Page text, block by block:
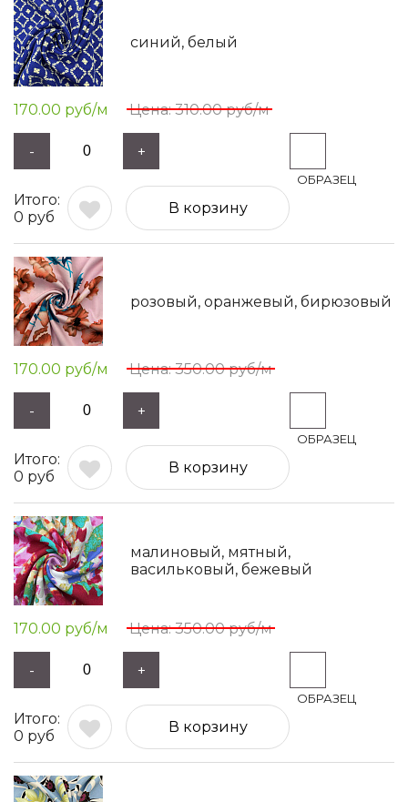
синий, белый
170.00 руб/м 310.00руб/м
- +
0 руб
В корзину
розовый, оранжевый, бирюзовый
170.00 руб/м 350.00руб/м
- +
0 руб
В корзину
малиновый, мятный,
васильковый, бежевый
170.00 руб/м 350.00руб/м
- +
0 руб
В корзину